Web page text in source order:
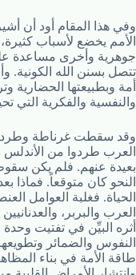
وفي هذا المقام أود أن
الأمم يخضع لأسباب
جوهرية وأخرى مساعدة
تتصل بسنن الله
أمة وبطبيعتها الحضارية
والنفسية والفكرية التي
وقد سقطت غرناطة وطرد
العرب طردوا من الأندلس
بعيدة عنهم. فلم يكن
النحو كان متوقعاً.
الحياة. فغلبة العوامل
العرب والبربر،
أثره البيِّن في تفتيت
النفوس والضمائر
طاقة الأمة في بناء